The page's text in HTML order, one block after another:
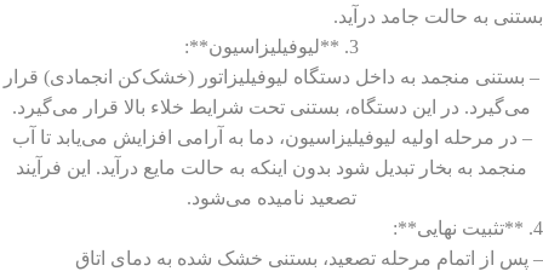
بستنی به حالت جامد درآید.
3. **لیوفیلیزاسیون**:
– بستنی منجمد به داخل دستگاه لیوفیلیزاتور (خشک‌کن انجمادی) قرار
می‌گیرد. در این دستگاه، بستنی تحت شرایط خلاء بالا قرار می‌گیرد.
– در مرحله اولیه لیوفیلیزاسیون، دما به آرامی افزایش می‌یابد تا آب
منجمد به بخار تبدیل شود بدون اینکه به حالت مایع درآید. این فرآیند
تصعید نامیده می‌شود.
4. **تثبیت نهایی**:
– پس از اتمام مرحله تصعید، بستنی خشک شده به دمای اتاق